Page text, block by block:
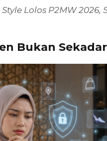
Lolos P2MW
Bukan